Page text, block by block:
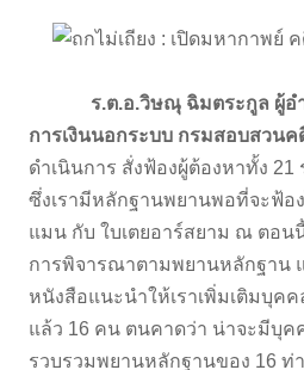
ร.ต.อ.วิษณุ ฉิมตระกูล ผู้อ
การเงินนอกระบบ กรมสอบสวนค
ดำเนินการ สั่งฟ้องผู้ต้องหาทั้ง 21
ซึ่งเรามีหลักฐานพยานพอที่จะฟ้อ
แมน กับ ใบเตยอาร์สยาม ณ ตอน
การพิจารณาตามพยานหลักฐาน
หนังสือแนะนำให้เราเพิ่มเติมบุค
แล้ว 16 คน ตนคาดว่า น่าจะมีบุค
รวบรวมพยานหลักฐานของ 16 ท่